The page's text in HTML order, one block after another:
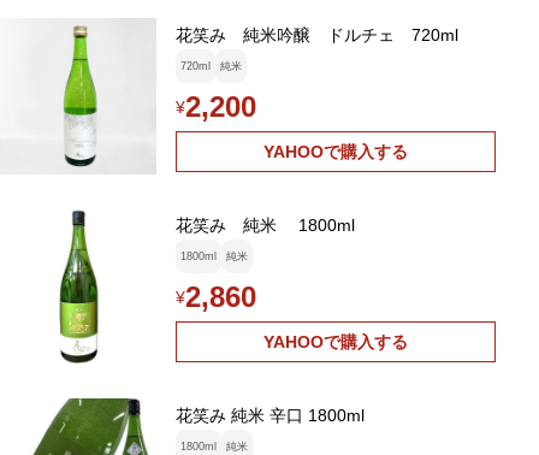
花笑み 純米吟醸 ドルチェ 720ml
720ml 純米
¥2,200
YAHOOで購入する
花笑み 純米 1800ml
1800ml 純米
¥2,860
YAHOOで購入する
花笑み 純米 辛口 1800ml
1800ml 純米